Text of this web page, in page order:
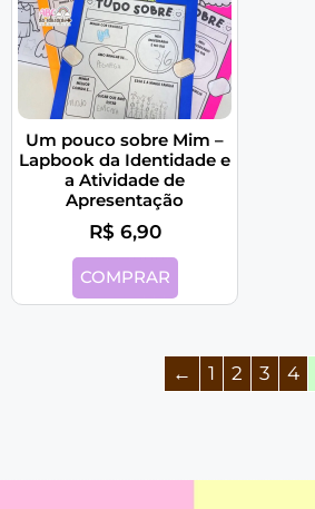
Um pouco sobre Mim –
Lapbook da Identidade e
a Atividade de
Apresentação
R$ 6,90
COMPRAR
← 1 2 3 4